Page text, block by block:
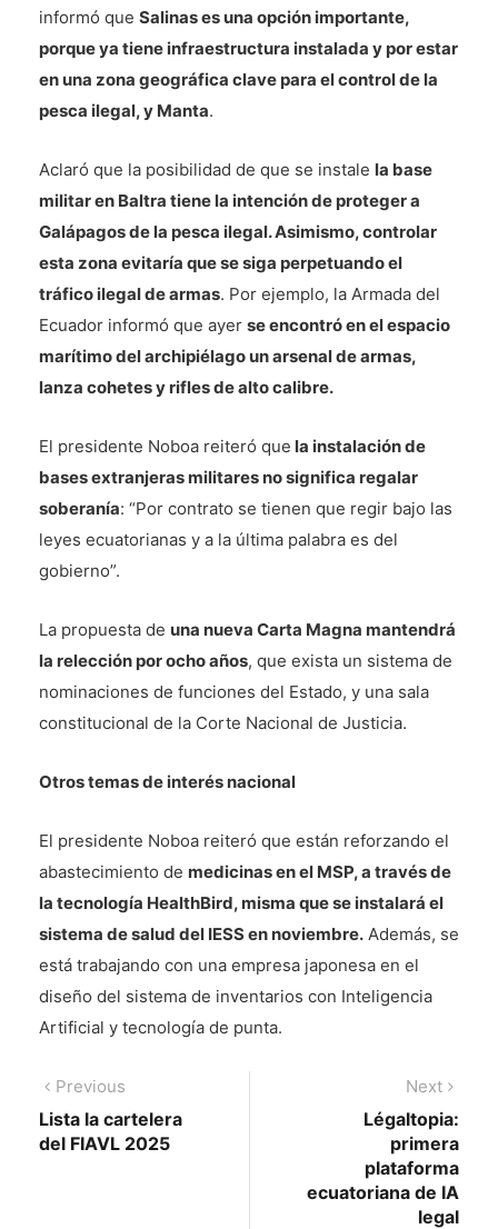
informó que Salinas es una opción importante,
porque ya tiene infraestructura instalada y por estar
en una zona geográfica clave para el control de la
pesca ilegal, y Manta.
Aclaró que la posibilidad de que se instale la base
militar en Baltra tiene la intención de proteger a
Galápagos de la pesca ilegal. Asimismo, controlar
esta zona evitaría que se siga perpetuando el
tráfico ilegal de armas. Por ejemplo, la Armada del
Ecuador informó que ayer se encontró en el espacio
marítimo del archipiélago un arsenal de armas,
lanza cohetes y rifles de alto calibre.
El presidente Noboa reiteró que la instalación de
bases extranjeras militares no significa regalar
soberanía: “Por contrato se tienen que regir bajo las
leyes ecuatorianas y a la última palabra es del
gobierno”.
La propuesta de una nueva Carta Magna mantendrá
la relección por ocho años, que exista un sistema de
nominaciones de funciones del Estado, y una sala
constitucional de la Corte Nacional de Justicia.
Otros temas de interés nacional
El presidente Noboa reiteró que están reforzando el
abastecimiento de medicinas en el MSP, a través de
la tecnología HealthBird, misma que se instalará el
sistema de salud del IESS en noviembre. Además, se
está trabajando con una empresa japonesa en el
diseño del sistema de inventarios con Inteligencia
Artificial y tecnología de punta.
Navegación
de
Previous
post:
Lista la cartelera
del FIAVL 2025
Next
Légaltopia:
primera
plataforma
ecuatoriana de IA
legal